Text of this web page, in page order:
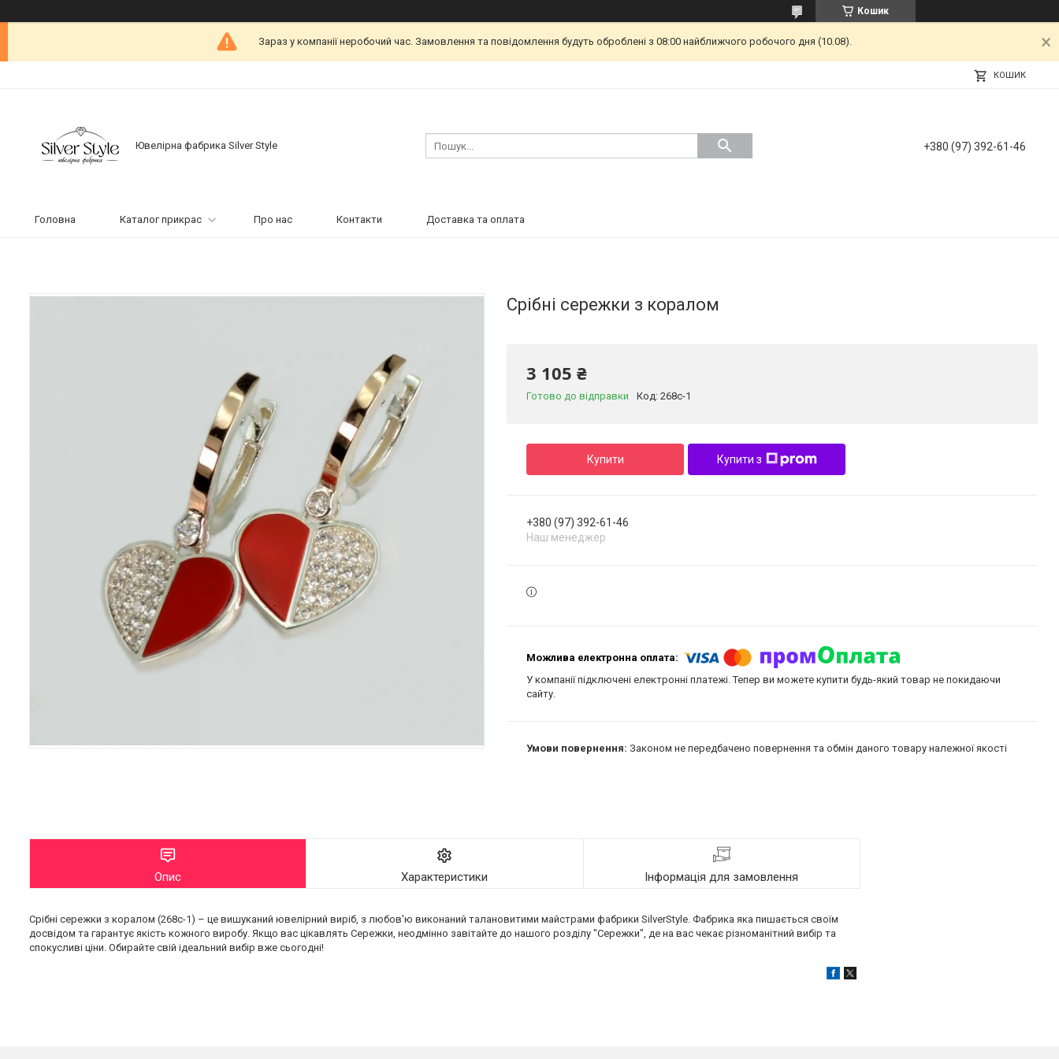
Кошик
Зараз у компанії неробочий час. Замовлення та повідомлення будуть оброблені з 08:00 найближчого робочого дня (10.08).
КОШИК
Ювелірна фабрика Silver Style +380 (97) 392-61-46
Головна Каталог прикрас Про нас Контакти Доставка та оплата
Срібні сережки з коралом
3 105 ₴
Готово до відправки Код: 268с-1
Купити Купити з
+380 (97) 392-61-46
Наш менеджер
У компанії підключені електронні платежі. Тепер ви можете купити будь-який товар не покидаючи
сайту.
Законом не передбачено повернення та обмін даного товару належної якості
Опис Характеристики Інформація для замовлення
Срібні сережки з коралом (268с-1) – це вишуканий ювелірний виріб, з любов'ю виконаний талановитими майстрами фабрики SilverStyle. Фабрика яка пишається своїм
досвідом та гарантує якість кожного виробу. Якщо вас цікавлять Сережки, неодмінно завітайте до нашого розділу "Сережки", де на вас чекає різноманітний вибір та
спокусливі ціни. Обирайте свій ідеальний вибір вже сьогодні!